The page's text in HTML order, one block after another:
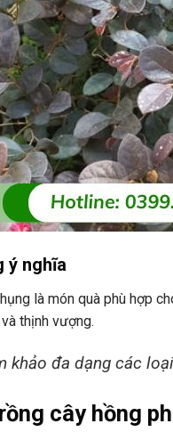
ý nghĩa
là món quà phù hợp
thịnh vượng.
khảo đa dạng các loại
cây hồng